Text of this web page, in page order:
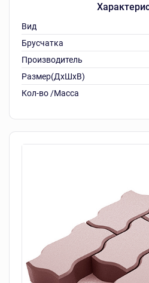
Вид
Брусчатка
Производитель
Размер(ДхШхВ)
Кол-во /Масса